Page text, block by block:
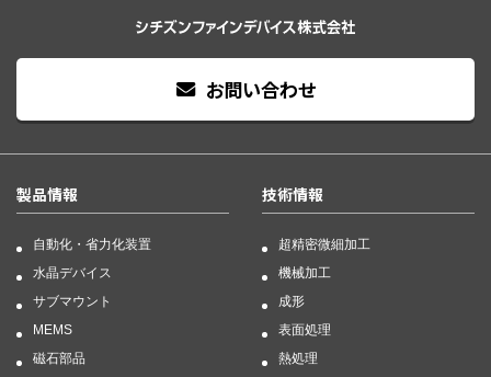
お問い合わせ
製品情報
自動化・省力化装置
水晶デバイス
サブマウント
MEMS
磁石部品
技術情報
超精密微細加工
機械加工
成形
表面処理
熱処理